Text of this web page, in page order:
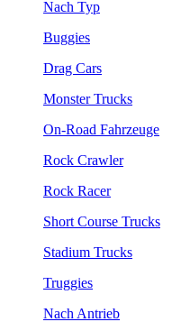
Nach Typ
Buggies
Drag Cars
Monster Trucks
On-Road Fahrzeuge
Rock Crawler
Rock Racer
Short Course Trucks
Stadium Trucks
Truggies
Nach Antrieb